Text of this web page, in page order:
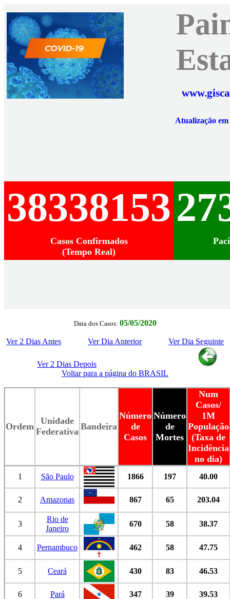
Atualização
38338153
Casos Confirmados
(Tempo Real)
Data dos Casos: 05/05/2020
Ver 2 Dias Antes Ver Dia Anterior Ver Dia Seguinte
Ver 2 Dias Depois
Voltar para a página do BRASIL
Ordem
Unidade
Federativa Bandeira
Número
de
Casos
Número
de
Mortes
Num
Casos/
1M
População
(Taxa de
Incidência
no dia)
1 São Paulo 1866 197 40.00
2 Amazonas 867 65 203.04
3
Rio de
Janeiro
670 58 38.37
4 Pernambuco 462 58 47.75
5 Ceará 430 83 46.53
6 Pará 347 39 39.53